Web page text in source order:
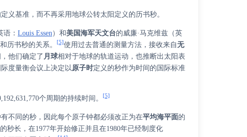
义基准，而不再采用地球公转太阳定义的历书秒。
语 ：Louis Essen ）和美国海军天文台的 威廉·马克维兹 （英
历书秒的关系。[5]使用过去普通的测量方法，接收来自无
他们确定了 月球相对于地球的轨道运动，也推断出太阳表
度量衡会议上决定以 原子时定义的秒作为时间的国际标准
个周期的持续时间。[5]
不同的秒，因此每个原子钟都必须改正为在平均海平面的
的秒长，在1977年开始修正并且在1980年已经制度化